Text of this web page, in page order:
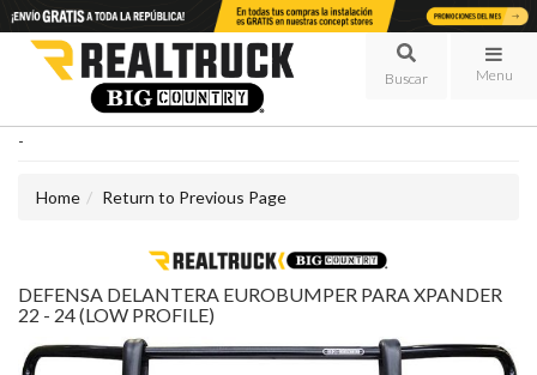
Menu
-
Home Return to Previous Page
DEFENSA DELANTERA EUROBUMPER PARA XPANDER
22 - 24 (LOW PROFILE)